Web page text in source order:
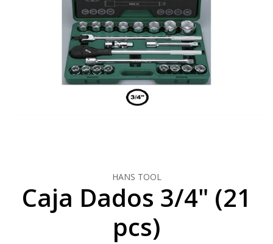
HANS TOOL
Caja Dados 3/4" (21
pcs)